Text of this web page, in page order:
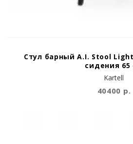
Kartell
Стул барный A.I. Stool
сидения 65
40400 р.